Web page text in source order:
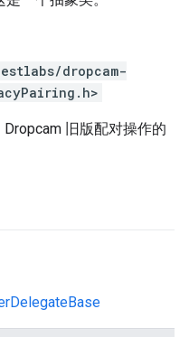
dropcam-
旧版配对操作的